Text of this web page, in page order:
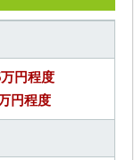
万円程度
円程度